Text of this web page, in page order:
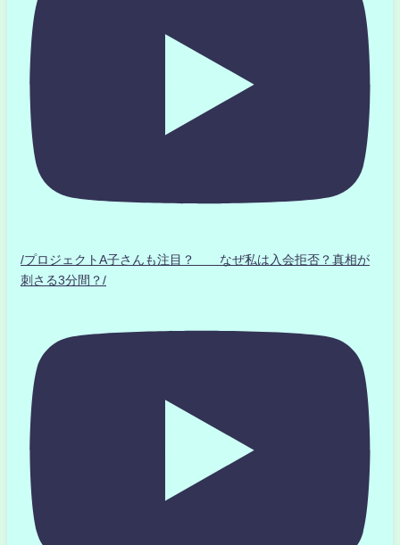
/プロジェクトA子さんも注目？ なぜ私は入会拒否？真相が
刺さる3分間？/